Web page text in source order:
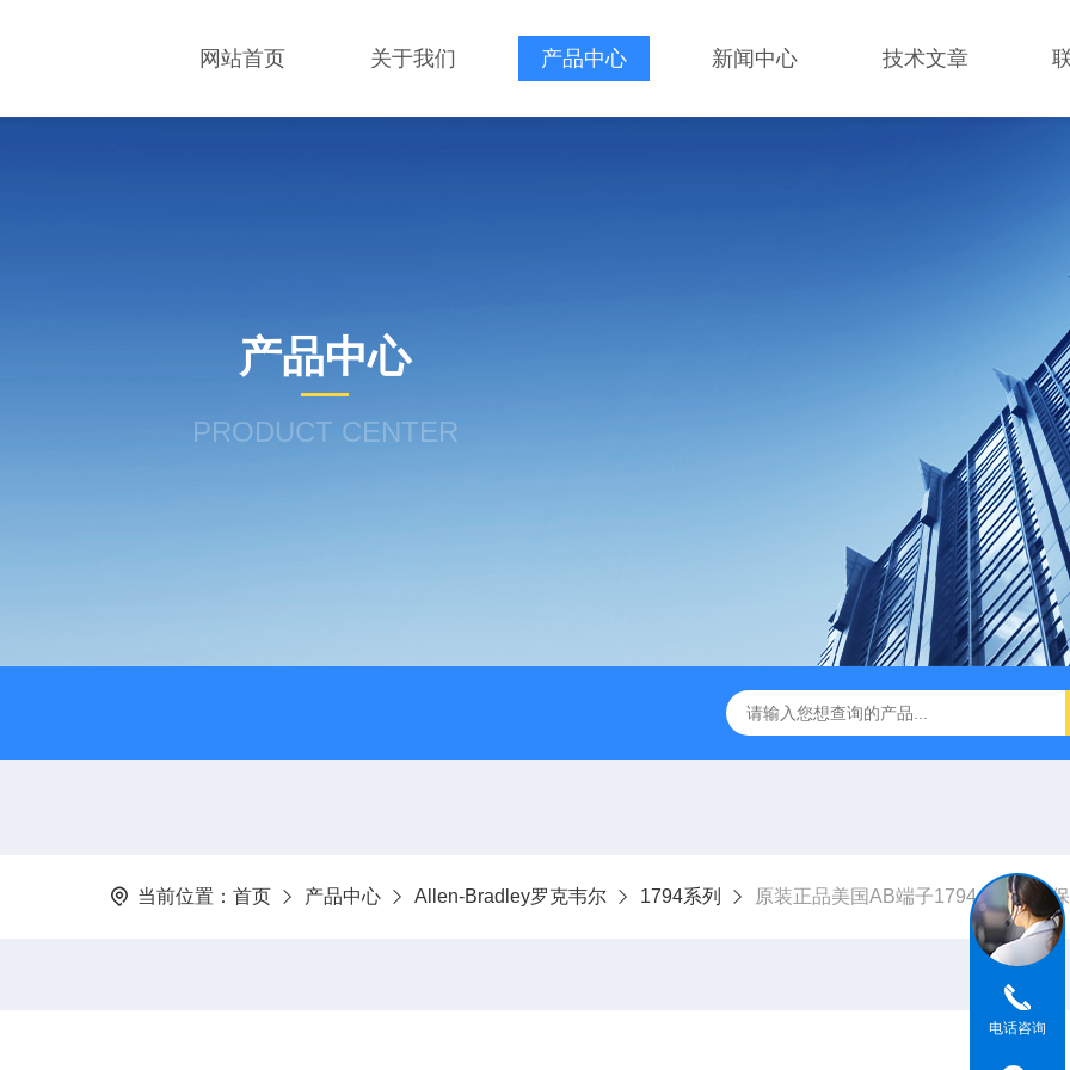
网站首页 关于我们 产品中心 新闻中心 技术文章
产品中心
PRODUCT CENTER
当前位置： 首页 产品中心 Allen-Bradley罗克韦尔 1794系列 原装正品美国AB端子1794-OV32质
电话咨询